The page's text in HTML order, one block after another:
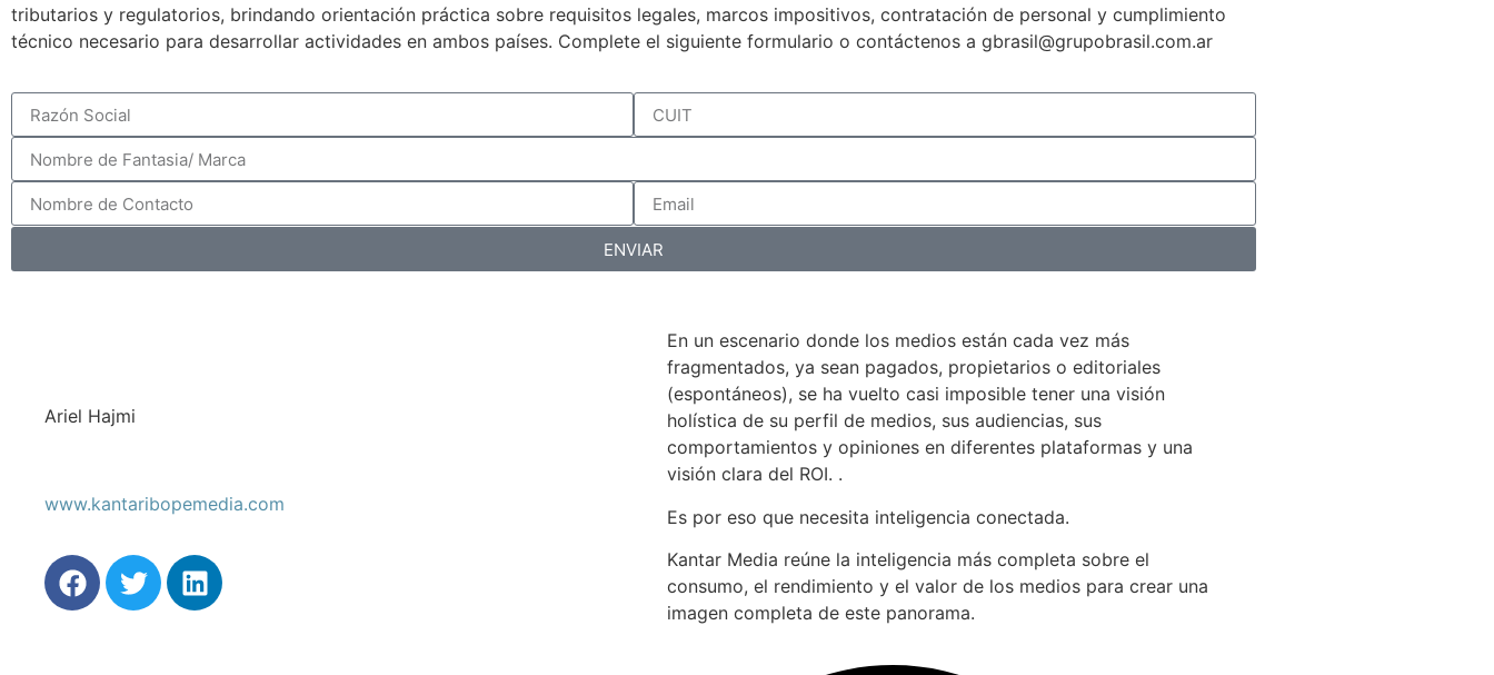
tributarios y regulatorios, brindando orientación práctica sobre requisitos legales, marcos impositivos, contratación de personal y cumplimiento
técnico necesario para desarrollar actividades en ambos países. Complete el siguiente formulario o contáctenos a gbrasil@grupobrasil.com.ar
ENVIAR
Ariel Hajmi
www.kantaribopemedia.com
En un escenario donde los medios están cada vez más
fragmentados, ya sean pagados, propietarios o editoriales
(espontáneos), se ha vuelto casi imposible tener una visión
holística de su perfil de medios, sus audiencias, sus
comportamientos y opiniones en diferentes plataformas y una
visión clara del ROI. .
Es por eso que necesita inteligencia conectada.
Kantar Media reúne la inteligencia más completa sobre el
consumo, el rendimiento y el valor de los medios para crear una
imagen completa de este panorama.